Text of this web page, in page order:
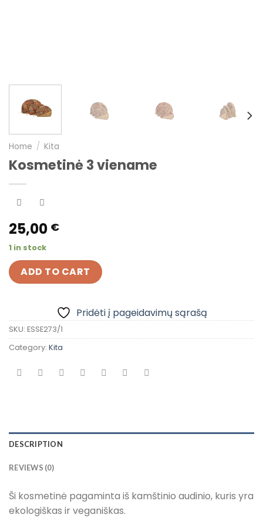
Home / Kita
Kosmetinė 3 viename
25,00 €
1 in stock
ADD TO CART
Pridėti į pageidavimų sąrašą
SKU: ESSE273/1
Category: Kita
DESCRIPTION
REVIEWS (0)
Ši kosmetinė pagaminta iš kamštinio audinio, kuris yra
ekologiškas ir veganiškas.